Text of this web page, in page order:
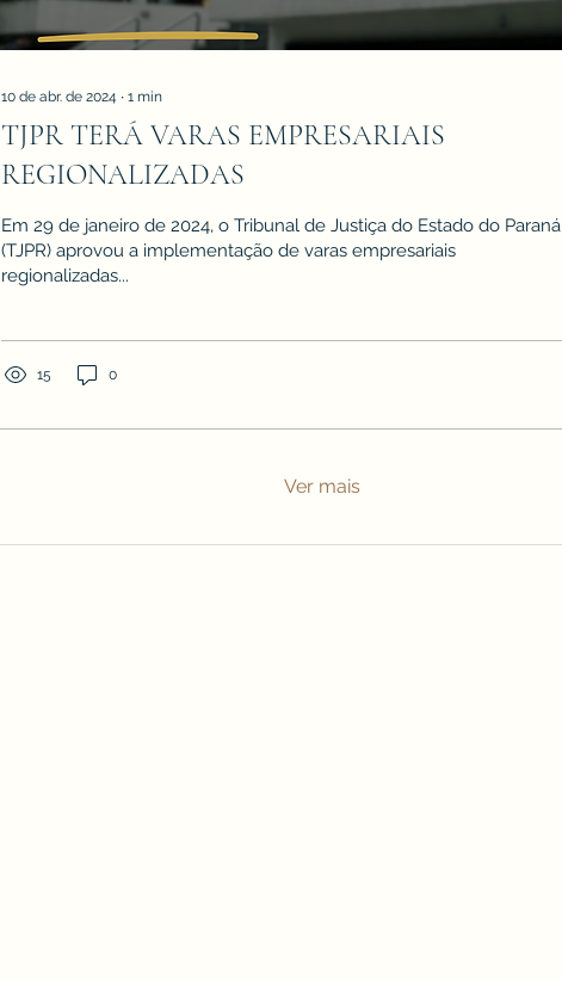
10 de abr. de 2024 ∙ 1 min
TJPR TERÁ VARAS EMPRESARIAIS
REGIONALIZADAS
Em 29 de janeiro de 2024, o Tribunal de Justiça do Estado do Paraná
(TJPR) aprovou a implementação de varas empresariais
regionalizadas...
15 0
Ver mais